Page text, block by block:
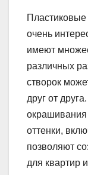
очень
имеют
различных
створок
друг от
оттенки,
позволяют
для квартир